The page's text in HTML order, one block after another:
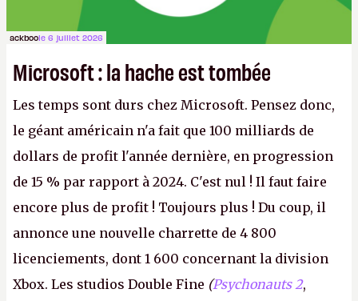
ackboole 6 juillet 2026
Microsoft : la hache est tombée
Les temps sont durs chez Microsoft. Pensez donc,
le géant américain n'a fait que 100 milliards de
dollars de profit l'année dernière, en progression
de 15 % par rapport à 2024. C'est nul ! Il faut faire
encore plus de profit ! Toujours plus ! Du coup, il
annonce une nouvelle charrette de 4 800
licenciements, dont 1 600 concernant la division
Xbox. Les studios Double Fine (Psychonauts 2,